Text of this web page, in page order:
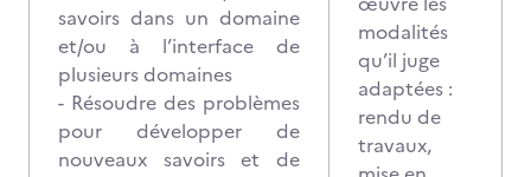
savoirs dans un domaine
et/ou à l’interface de
plusieurs domaines
- Résoudre des problèmes
pour développer de
nouveaux savoirs et de
modalités
qu’il juge
adaptées :
rendu de
travaux,